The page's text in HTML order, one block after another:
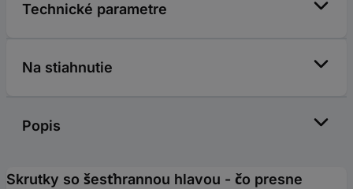
Technické parametre
Na stiahnutie
Popis
Skrutky so šesťhrannou hlavou - čo presne